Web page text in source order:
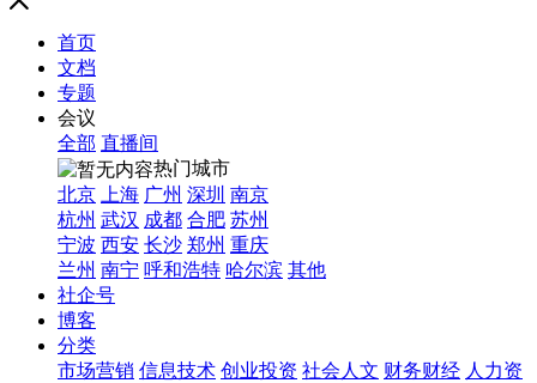
首页
文档
专题
会议
全部 直播间
热门城市
北京
上海 广州 深圳 南京
杭州 武汉 成都 合肥 苏州
宁波 西安 长沙 郑州 重庆
兰州 南宁 呼和浩特 哈尔滨 其他
社企号
博客
分类
市场营销 信息技术 创业投资 社会人文 财务财经 人力资